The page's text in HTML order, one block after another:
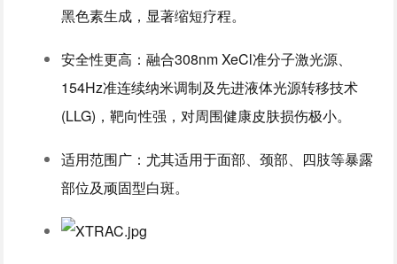
黑色素生成，显著缩短疗程。
安全性更高：融合308nm XeCl准分子激光源、
154Hz准连续纳米调制及先进液体光源转移技术
(LLG)，靶向性强，对周围健康皮肤损伤极小。
适用范围广：尤其适用于面部、颈部、四肢等暴露
部位及顽固型白斑。